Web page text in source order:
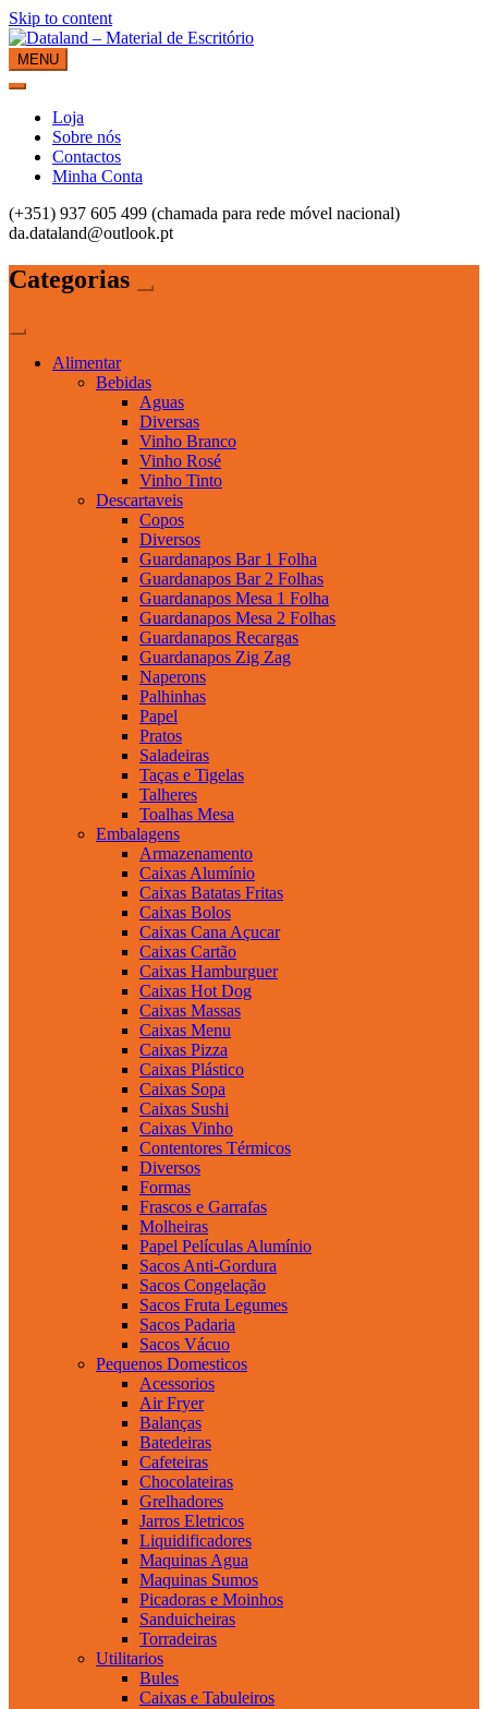
Skip to content
Dataland – Material de Escritório
Material de Escritório
MENU
Loja
Sobre nós
Contactos
Minha Conta
(+351) 937 605 499 (chamada para rede móvel nacional)
da.dataland@outlook.pt
Categorias
Alimentar
Bebidas
Aguas
Diversas
Vinho Branco
Vinho Rosé
Vinho Tinto
Descartaveis
Copos
Diversos
Guardanapos Bar 1 Folha
Guardanapos Bar 2 Folhas
Guardanapos Mesa 1 Folha
Guardanapos Mesa 2 Folhas
Guardanapos Recargas
Guardanapos Zig Zag
Naperons
Palhinhas
Papel
Pratos
Saladeiras
Taças e Tigelas
Talheres
Toalhas Mesa
Embalagens
Armazenamento
Caixas Alumínio
Caixas Batatas Fritas
Caixas Bolos
Caixas Cana Açucar
Caixas Cartão
Caixas Hamburguer
Caixas Hot Dog
Caixas Massas
Caixas Menu
Caixas Pizza
Caixas Plástico
Caixas Sopa
Caixas Sushi
Caixas Vinho
Contentores Térmicos
Diversos
Formas
Frascos e Garrafas
Molheiras
Papel Películas Alumínio
Sacos Anti-Gordura
Sacos Congelação
Sacos Fruta Legumes
Sacos Padaria
Sacos Vácuo
Pequenos Domesticos
Acessorios
Air Fryer
Balanças
Batedeiras
Cafeteiras
Chocolateiras
Grelhadores
Jarros Eletricos
Liquidificadores
Maquinas Agua
Maquinas Sumos
Picadoras e Moinhos
Sanduicheiras
Torradeiras
Utilitarios
Bules
Caixas e Tabuleiros